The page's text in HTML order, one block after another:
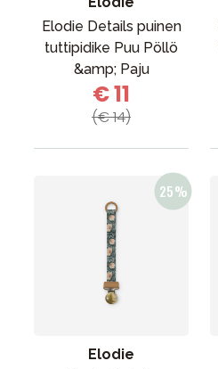
Elodie Details puinen
tuttipidike Puu Pöllö
&amp; Paju
€ 11
(€ 14)
Elodie